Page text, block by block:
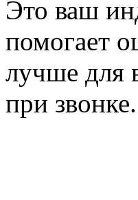
Это ваш
помогает
лучше для
при звонке.